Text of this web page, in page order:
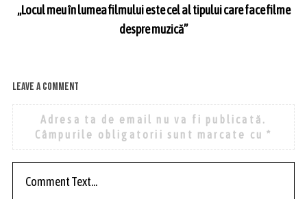
„Locul meu în lumea filmului este cel al tipului care face filme
despre muzică”
Leave a comment
Adresa ta de email nu va fi publicată.
Câmpurile obligatorii sunt marcate cu*